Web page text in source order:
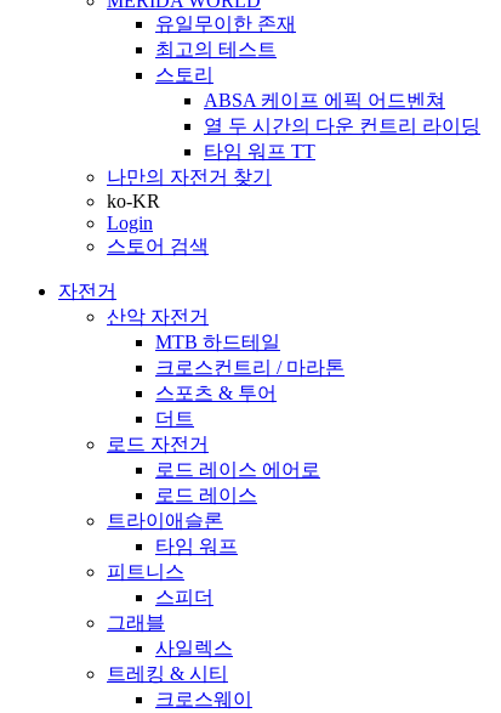
유일무이한 존재
최고의 테스트
스토리
ABSA 케이프 에픽 어드벤쳐
열 두 시간의 다운 컨트리 라이딩
타임 워프 TT
나만의 자전거 찾기
ko-KR
Login
스토어 검색
자전거
산악 자전거
MTB 하드테일
크로스컨트리 / 마라톤
스포츠 & 투어
더트
로드 자전거
로드 레이스 에어로
로드 레이스
트라이애슬론
타임 워프
피트니스
스피더
그래블
사일렉스
트레킹 & 시티
크로스웨이